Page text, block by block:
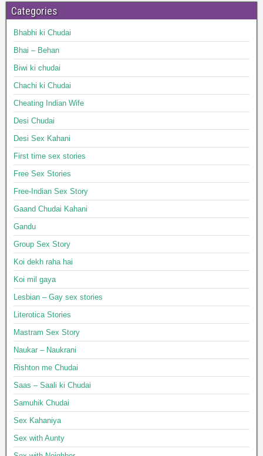
Categories
Bhabhi ki Chudai
Bhai – Behan
Biwi ki chudai
Chachi ki Chudai
Cheating Indian Wife
Desi Chudai
Desi Sex Kahani
First time sex stories
Free Sex Stories
Free-Indian Sex Story
Gaand Chudai Kahani
Gandu
Group Sex Story
Koi dekh raha hai
Koi mil gaya
Lesbian – Gay sex stories
Literotica Stories
Mastram Sex Story
Naukar – Naukrani
Rishton me Chudai
Saas – Saali ki Chudai
Samuhik Chudai
Sex Kahaniya
Sex with Aunty